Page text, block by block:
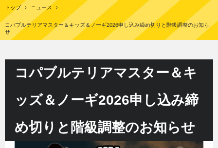
トップ › ニュース ›
コパブルテリアマスター＆キッズ＆ノーギ2026申し込み締め切りと階級調整のお知ら
せ
コパブルテリアマスター＆キ
ッズ＆ノーギ2026申し込み締
め切りと階級調整のお知らせ